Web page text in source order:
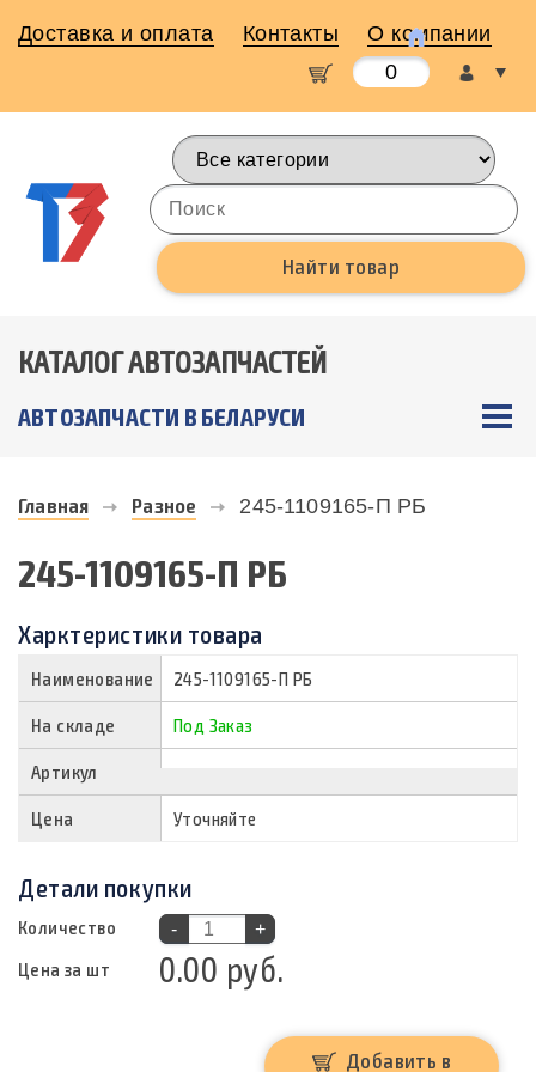
Доставка и оплата Контакты
О компании
0
КАТАЛОГ АВТОЗАПЧАСТЕЙ
АВТОЗАПЧАСТИ В БЕЛАРУСИ
Главная Разное 245-1109165-П РБ
245-1109165-П РБ
Харктеристики товара
Наименование 245-1109165-П РБ
На складе Под Заказ
Артикул
Цена Уточняйте
Детали покупки
Количество - +
Цена за шт 0.00 руб.
Добавить в